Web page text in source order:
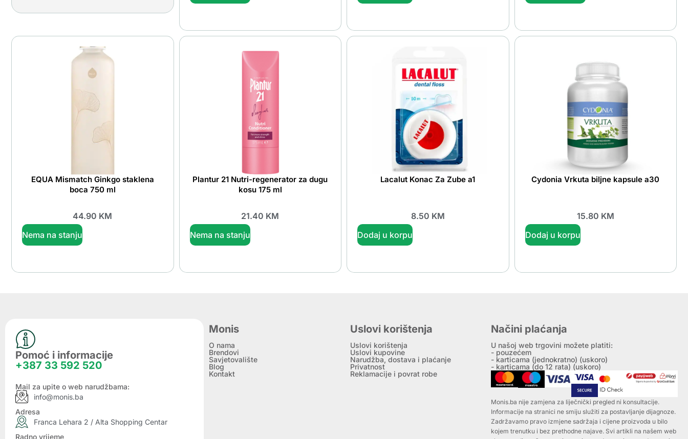
EQUA Mismatch Ginkgo staklena
boca 750 ml
44.90 KM
Nema na stanju
Plantur 21 Nutri-regenerator za dugu
kosu 175 ml
21.40 KM
Nema na stanju
Lacalut Konac Za Zube a1
8.50 KM
Dodaj u korpu
Cydonia Vrkuta biljne kapsule a30
15.80 KM
Dodaj u korpu
Pomoć i informacije
+387 33 592 520
Mail za upite o web narudžbama:
info@monis.ba
Adresa
Franca Lehara 2 / Alta Shopping Centar
Radno vrijeme
Monis
O nama
Brendovi
Savjetovalište
Blog
Kontakt
Uslovi korištenja
Uslovi korištenja
Uslovi kupovine
Narudžba, dostava i plaćanje
Privatnost
Reklamacije i povrat robe
Načini plaćanja
U našoj web trgovini možete platiti:
- pouzećem
- karticama (jednokratno) (uskoro)
- karticama (do 12 rata) (uskoro)
Monis.ba nije zamjena za liječnički pregled ni konsultacije.
Informacije na stranici ne smiju služiti za postavljanje dijagnoze.
Zadržavamo pravo izmjene sadržaja i cijene proizvoda u bilo
kojem trenutku i bez prethodne najave. Svi artikli na našem web